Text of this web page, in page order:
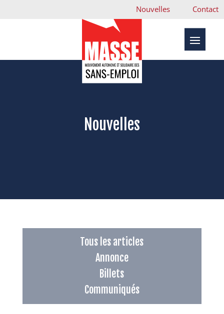
Nouvelles Contact
Nouvelles
Tous les articles
Annonce
Billets
Communiqués